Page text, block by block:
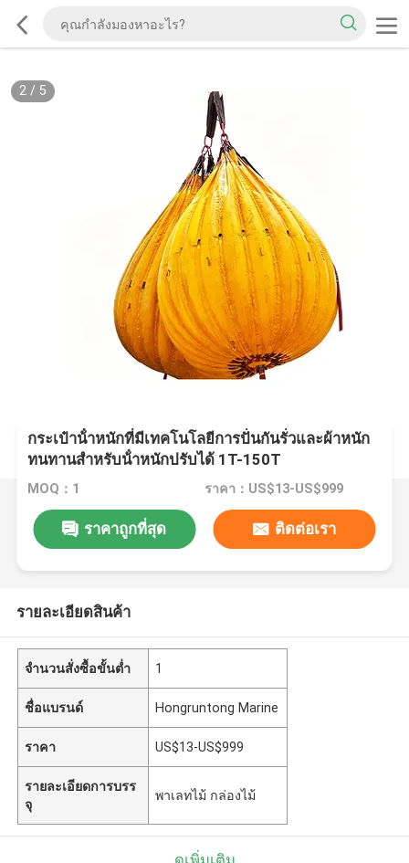
2/ 5
กระเป๋าน้ําหนักที่มีเทคโนโลยีการปั่นกันรั่วและผ้าหนัก
ทนทานสําหรับน้ําหนักปรับได้ 1T-150T
MOQ：1 ราคา：US$13-US$999
ราคาถูกที่สุด ติดต่อเรา
รายละเอียดสินค้า
จำนวนสั่งซื้อขั้นต่ำ 1
ชื่อแบรนด์ Hongruntong Marine
ราคา US$13-US$999
รายละเอียดการบรร
จุ
พาเลทไม้ กล่องไม้